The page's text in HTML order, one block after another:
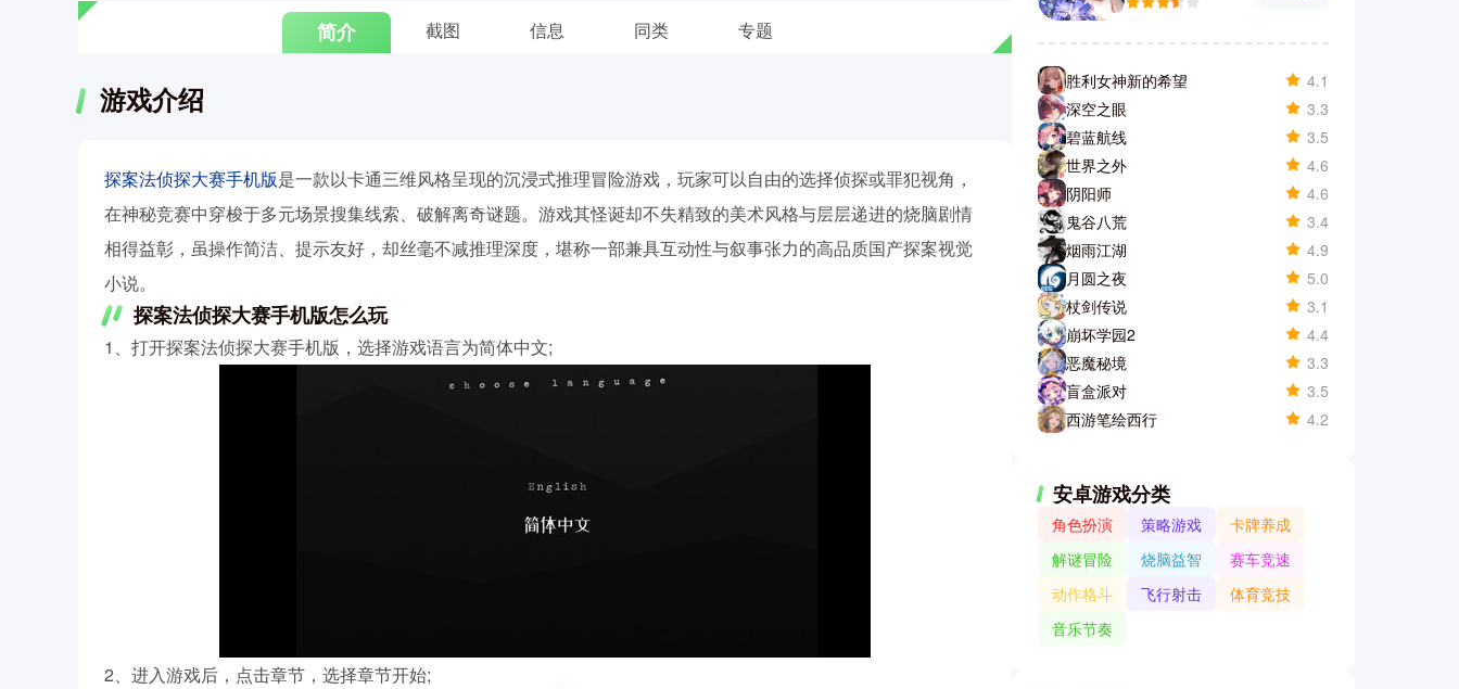
简介 截图 信息 同类 专题
游戏介绍
探案法侦探大赛手机版是一款以卡通三维风格呈现的沉浸式推理冒险游戏，玩家可以自由的选择侦探或罪犯视角，
在神秘竞赛中穿梭于多元场景搜集线索、破解离奇谜题。游戏其怪诞却不失精致的美术风格与层层递进的烧脑剧情
相得益彰，虽操作简洁、提示友好，却丝毫不减推理深度，堪称一部兼具互动性与叙事张力的高品质国产探案视觉
小说。
探案法侦探大赛手机版怎么玩
1、打开探案法侦探大赛手机版，选择游戏语言为简体中文;
2、进入游戏后，点击章节，选择章节开始;
胜利女神新的希望
4.1
深空之眼
3.3
碧蓝航线
3.5
世界之外
4.6
阴阳师
4.6
鬼谷八荒
3.4
烟雨江湖
4.9
月圆之夜
5.0
杖剑传说
3.1
崩坏学园2
4.4
恶魔秘境
3.3
盲盒派对
3.5
西游笔绘西行
4.2
安卓游戏分类
角色扮演 策略游戏
卡牌养成
解谜冒险
烧脑益智
赛车竞速
动作格斗
飞行射击
体育竞技
音乐节奏